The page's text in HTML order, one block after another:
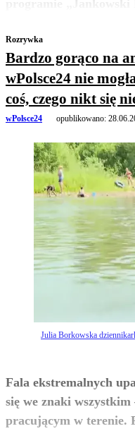
Rozrywka
Bardzo gorąco na
wPolsce24 nie
coś, czego nikt się
wPolsce24 opublikowano:
Julia Borkowska
Fala ekstremalnych
się we znaki
pracującym w terenie.